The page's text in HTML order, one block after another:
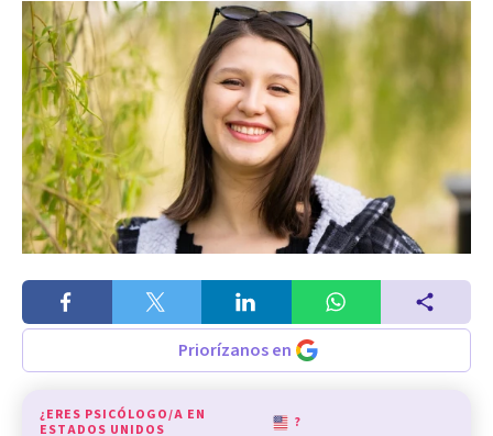
Priorízanos en
¿ERES PSICÓLOGO/A EN
ESTADOS UNIDOS
?